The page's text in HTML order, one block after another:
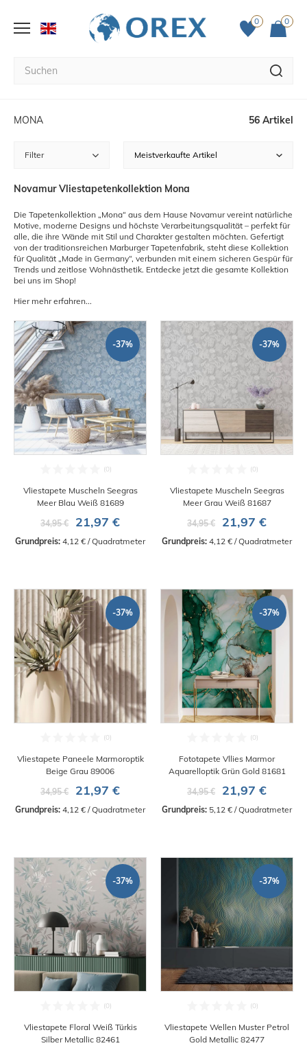
0 0
MONA 56 Artikel
Filter
Novamur Vliestapetenkollektion Mona
Die Tapetenkollektion „Mona“ aus dem Hause Novamur vereint natürliche
Motive, moderne Designs und höchste Verarbeitungsqualität – perfekt für
alle, die ihre Wände mit Stil und Charakter gestalten möchten. Gefertigt
von der traditionsreichen Marburger Tapetenfabrik, steht diese Kollektion
für Qualität „Made in Germany“, verbunden mit einem sicheren Gespür für
Trends und zeitlose Wohnästhetik. Entdecke jetzt die gesamte Kollektion
bei uns im Shop!
Hier mehr erfahren...
-37%
Vliestapete Muscheln Seegras
Meer Blau Weiß 81689
34,95 €
21,97 €
Grundpreis: 4,12 € / Quadratmeter
-37%
Vliestapete Muscheln Seegras
Meer Grau Weiß 81687
34,95 €
21,97 €
Grundpreis: 4,12 € / Quadratmeter
-37%
Vliestapete Paneele Marmoroptik
Beige Grau 89006
34,95 €
21,97 €
Grundpreis: 4,12 € / Quadratmeter
-37%
Fototapete Vllies Marmor
Aquarelloptik Grün Gold 81681
34,95 €
21,97 €
Grundpreis: 5,12 € / Quadratmeter
-37%
Vliestapete Floral Weiß Türkis
Silber Metallic 82461
-37%
Vliestapete Wellen Muster Petrol
Gold Metallic 82477